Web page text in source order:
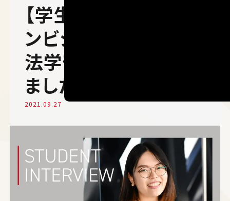
【学生の声】ファッショ
ンビジネスで世界へ！
法学部から編入学し
ました。
2021.09.27